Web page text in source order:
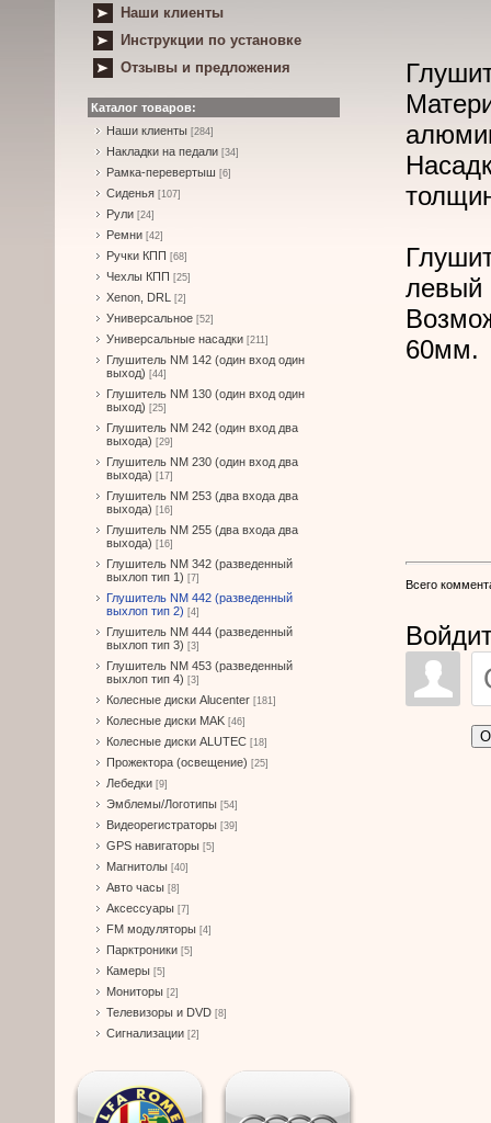
Наши клиенты
Инструкции по установке
Отзывы и предложения
Каталог товаров:
Наши клиенты [284]
Накладки на педали [34]
Рамка-перевертыш [6]
Сиденья [107]
Рули [24]
Ремни [42]
Ручки КПП [68]
Чехлы КПП [25]
Xenon, DRL [2]
Универсальное [52]
Универсальные насадки [211]
Глушитель NM 142 (один вход один
выход) [44]
Глушитель NM 130 (один вход один
выход) [25]
Глушитель NM 242 (один вход два
выхода) [29]
Глушитель NM 230 (один вход два
выхода) [17]
Глушитель NM 253 (два входа два
выхода) [16]
Глушитель NM 255 (два входа два
выхода) [16]
Глушитель NM 342 (разведенный
выхлоп тип 1) [7]
Глушитель NM 442 (разведенный
выхлоп тип 2) [4]
Глушитель NM 444 (разведенный
выхлоп тип 3) [3]
Глушитель NM 453 (разведенный
выхлоп тип 4) [3]
Колесные диски Alucenter [181]
Колесные диски MAK [46]
Колесные диски ALUTEC [18]
Прожектора (освещение) [25]
Лебедки [9]
Эмблемы/Логотипы [54]
Видеорегистраторы [39]
GPS навигаторы [5]
Магнитолы [40]
Авто часы [8]
Аксессуары [7]
FM модуляторы [4]
Парктроники [5]
Камеры [5]
Мониторы [2]
Телевизоры и DVD [8]
Сигнализации [2]
левый
60мм.
Всего